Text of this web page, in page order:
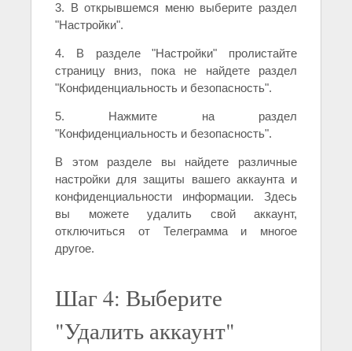
3. В открывшемся меню выберите раздел
"Настройки".
4. В разделе "Настройки" пролистайте
страницу вниз, пока не найдете раздел
"Конфиденциальность и безопасность".
5. Нажмите на раздел
"Конфиденциальность и безопасность".
В этом разделе вы найдете различные
настройки для защиты вашего аккаунта и
конфиденциальности информации. Здесь
вы можете удалить свой аккаунт,
отключиться от Телеграмма и многое
другое.
Шаг 4: Выберите
"Удалить аккаунт"